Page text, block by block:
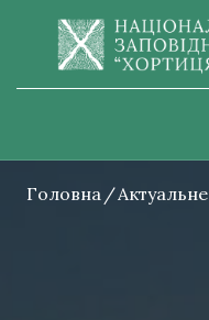
Головна Актуальне